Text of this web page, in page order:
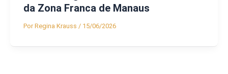
da Zona Franca de Manaus
PorRegina Krauss / 15/06/2026